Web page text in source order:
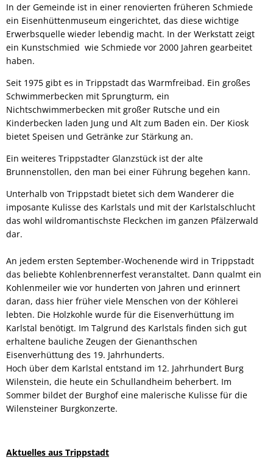
In der Gemeinde ist in einer renovierten früheren Schmiede
ein Eisenhüttenmuseum eingerichtet, das diese wichtige
Erwerbsquelle wieder lebendig macht. In der Werkstatt zeigt
ein Kunstschmied wie Schmiede vor 2000 Jahren gearbeitet
haben.
Seit 1975 gibt es in Trippstadt das Warmfreibad. Ein großes
Schwimmerbecken mit Sprungturm, ein
Nichtschwimmerbecken mit großer Rutsche und ein
Kinderbecken laden Jung und Alt zum Baden ein. Der Kiosk
bietet Speisen und Getränke zur Stärkung an.
Ein weiteres Trippstadter Glanzstück ist der alte
Brunnenstollen, den man bei einer Führung begehen kann.
Unterhalb von Trippstadt bietet sich dem Wanderer die
imposante Kulisse des Karlstals und mit der Karlstalschlucht
das wohl wildromantischste Fleckchen im ganzen Pfälzerwald
dar.
An jedem ersten September-Wochenende wird in Trippstadt
das beliebte Kohlenbrennerfest veranstaltet. Dann qualmt ein
Kohlenmeiler wie vor hunderten von Jahren und erinnert
daran, dass hier früher viele Menschen von der Köhlerei
lebten. Die Holzkohle wurde für die Eisenverhüttung im
Karlstal benötigt. Im Talgrund des Karlstals finden sich gut
erhaltene bauliche Zeugen der Gienanthschen
Eisenverhüttung des 19. Jahrhunderts.
Hoch über dem Karlstal entstand im 12. Jahrhundert Burg
Wilenstein, die heute ein Schullandheim beherbert. Im
Sommer bildet der Burghof eine malerische Kulisse für die
Wilensteiner Burgkonzerte.
Aktuelles aus Trippstadt